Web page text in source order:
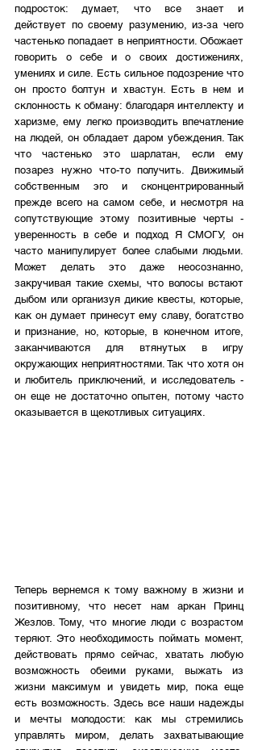
подросток: думает, что все знает и
действует по своему разумению, из-за чего
частенько попадает в неприятности. Обожает
говорить о себе и о своих достижениях,
умениях и силе. Есть сильное подозрение что
он просто болтун и хвастун. Есть в нем и
склонность к обману: благодаря интеллекту и
харизме, ему легко производить впечатление
на людей, он обладает даром убеждения. Так
что частенько это шарлатан, если ему
позарез нужно что-то получить. Движимый
собственным эго и сконцентрированный
прежде всего на самом себе, и несмотря на
сопутствующие этому позитивные черты -
уверенность в себе и подход Я СМОГУ, он
часто манипулирует более слабыми людьми.
Может делать это даже неосознанно,
закручивая такие схемы, что волосы встают
дыбом или организуя дикие квесты, которые,
как он думает принесут ему славу, богатство
и признание, но, которые, в конечном итоге,
заканчиваются для втянутых в игру
окружающих неприятностями. Так что хотя он
и любитель приключений, и исследователь -
он еще не достаточно опытен, потому часто
оказывается в щекотливых ситуациях.
Теперь вернемся к тому важному в жизни и
позитивному, что несет нам аркан Принц
Жезлов. Тому, что многие люди с возрастом
теряют. Это необходимость поймать момент,
действовать прямо сейчас, хватать любую
возможность обеими руками, выжать из
жизни максимум и увидеть мир, пока еще
есть возможность. Здесь все наши надежды
и мечты молодости: как мы стремились
управлять миром, делать захватывающие